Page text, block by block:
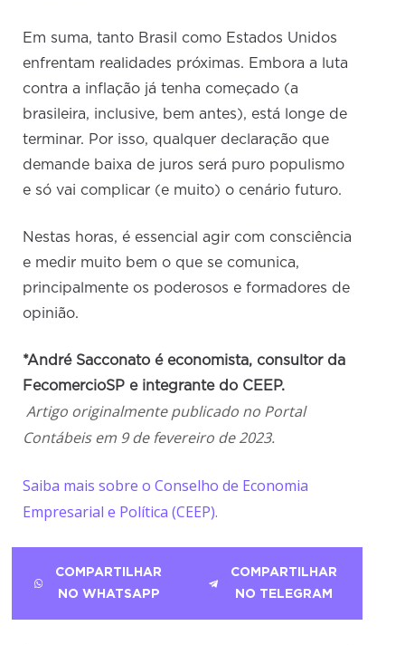
Em suma, tanto Brasil como Estados Unidos
enfrentam realidades próximas. Embora a luta
contra a inflação já tenha começado (a
brasileira, inclusive, bem antes), está longe de
terminar. Por isso, qualquer declaração que
demande baixa de juros será puro populismo
e só vai complicar (e muito) o cenário futuro.
Nestas horas, é essencial agir com consciência
e medir muito bem o que se comunica,
principalmente os poderosos e formadores de
opinião.
*André Sacconato é economista, consultor da
FecomercioSP e integrante do CEEP.
Artigo originalmente publicado no Portal
Contábeis em 9 de fevereiro de 2023.
Saiba mais sobre o Conselho de Economia
Empresarial e Política (CEEP).
COMPARTILHAR
NO WHATSAPP
COMPARTILHAR
NO TELEGRAM